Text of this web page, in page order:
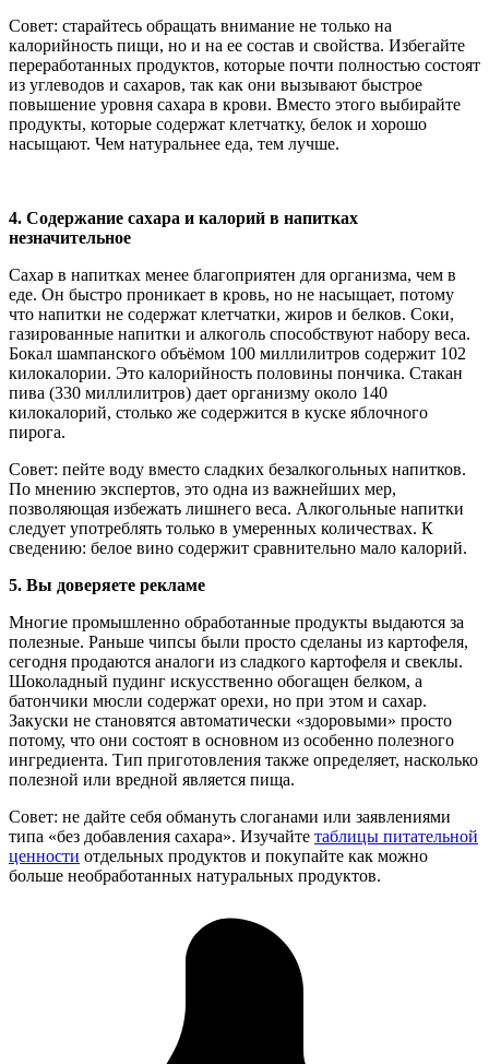
Совет: старайтесь обращать внимание не только на
калорийность пищи, но и на ее состав и свойства. Избегайте
переработанных продуктов, которые почти полностью состоят
из углеводов и сахаров, так как они вызывают быстрое
повышение уровня сахара в крови. Вместо этого выбирайте
продукты, которые содержат клетчатку, белок и хорошо
насыщают. Чем натуральнее еда, тем лучше.
4. Содержание сахара и калорий в напитках
незначительное
Сахар в напитках менее благоприятен для организма, чем в
еде. Он быстро проникает в кровь, но не насыщает, потому
что напитки не содержат клетчатки, жиров и белков. Соки,
газированные напитки и алкоголь способствуют набору веса.
Бокал шампанского объёмом 100 миллилитров содержит 102
килокалории. Это калорийность половины пончика. Стакан
пива (330 миллилитров) дает организму около 140
килокалорий, столько же содержится в куске яблочного
пирога.
Совет: пейте воду вместо сладких безалкогольных напитков.
По мнению экспертов, это одна из важнейших мер,
позволяющая избежать лишнего веса. Алкогольные напитки
следует употреблять только в умеренных количествах. К
сведению: белое вино содержит сравнительно мало калорий.
5. Вы доверяете рекламе
Многие промышленно обработанные продукты выдаются за
полезные. Раньше чипсы были просто сделаны из картофеля,
сегодня продаются аналоги из сладкого картофеля и свеклы.
Шоколадный пудинг искусственно обогащен белком, а
батончики мюсли содержат орехи, но при этом и сахар.
Закуски не становятся автоматически «здоровыми» просто
потому, что они состоят в основном из особенно полезного
ингредиента. Тип приготовления также определяет, насколько
полезной или вредной является пища.
Совет: не дайте себя обмануть слоганами или заявлениями
типа «без добавления сахара». Изучайте таблицы питательной
ценности отдельных продуктов и покупайте как можно
больше необработанных натуральных продуктов.